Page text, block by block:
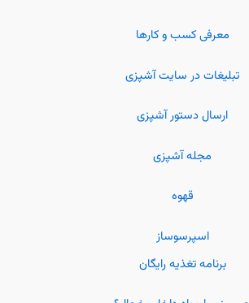
معرفی کسب و کارها
تبلیغات در سایت آشپزی
ارسال دستور آشپزی
مجله آشپزی
قهوه
اسپرسوساز
برنامه تغذیه رایگان